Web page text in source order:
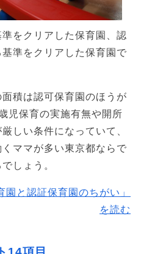
をクリアした保育園、認
準をクリアした保育園で
積は認可保育園のほうが
児保育の実施有無や開所
しい条件になっていて、
ママが多い東京都ならで
しょう。
園と認証保育園のちがい」
を読む